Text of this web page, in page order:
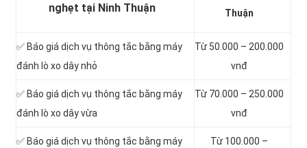
nghẹt tại Ninh Thuận
Thuận
✅ Báo giá dịch vụ thông tắc bằng máy
đánh lò xo dây nhỏ
Từ 50.000 – 200.000
vnđ
✅ Báo giá dịch vụ thông tắc bằng máy
đánh lò xo dây vừa
Từ 70.000 – 250.000
vnđ
✅ Báo giá dịch vụ thông tắc bằng máy
Từ 100.000 –